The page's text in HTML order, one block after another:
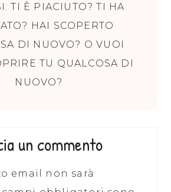
TI È PIACIUTO? TI HA
HAI SCOPERTO
DI NUOVO? O VUOI
TU QUALCOSA DI
NUOVO?
un commento
email non sarà